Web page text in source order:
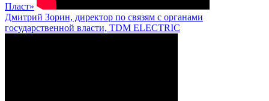
Пласт»
Дмитрий Зорин, директор по связям с органами
государственной власти, TDM ELECTRIC